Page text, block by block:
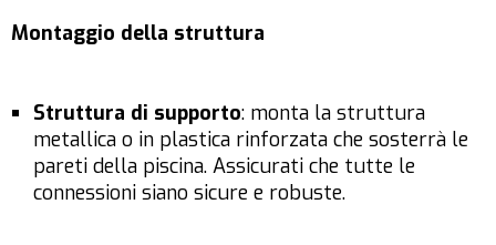
Montaggio della struttura
Struttura di supporto: monta la struttura
metallica o in plastica rinforzata che sosterrà le
pareti della piscina. Assicurati che tutte le
connessioni siano sicure e robuste.